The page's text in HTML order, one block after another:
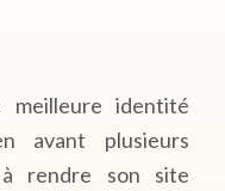
meilleure identité
avant plusieurs
rendre son site